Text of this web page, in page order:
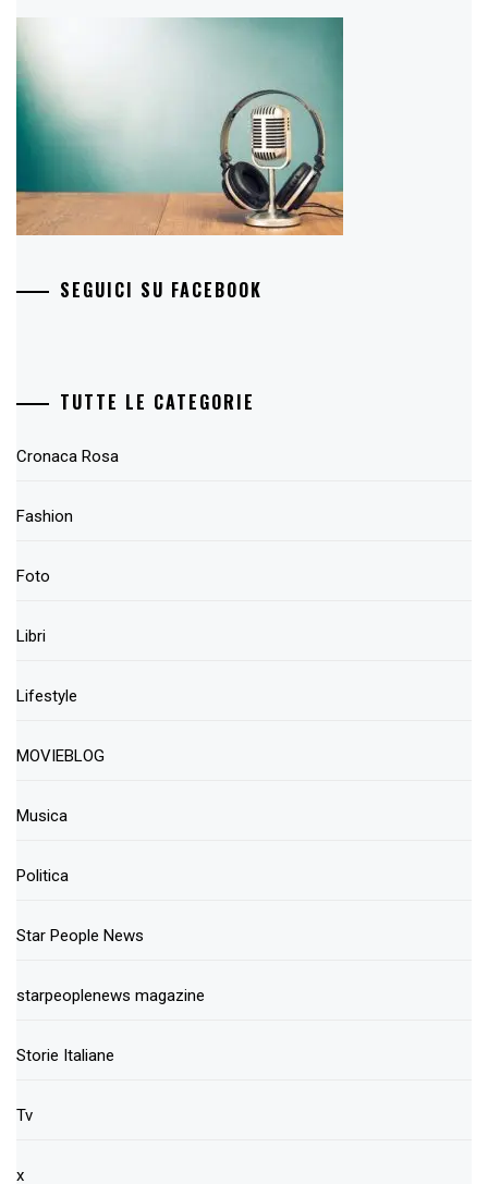
SEGUICI SU FACEBOOK
TUTTE LE CATEGORIE
Cronaca Rosa
Fashion
Foto
Libri
Lifestyle
MOVIEBLOG
Musica
Politica
Star People News
starpeoplenews magazine
Storie Italiane
Tv
x